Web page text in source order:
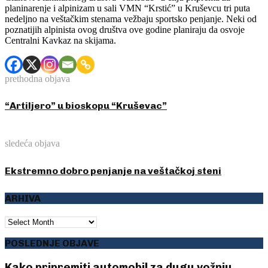
planinarenje i alpinizam u sali VMN “Krstić” u Kruševcu tri puta
nedeljno na veštačkim stenama vežbaju sportsko penjanje. Neki od
poznatijih alpinista ovog društva ove godine planiraju da osvoje
Centralni Kavkaz na skijama.
prethodna objava
“Artiljero” u bioskopu “Kruševac”
sledeća objava
Ekstremno dobro penjanje na veštačkoj steni
ARHIVA
ARHIVA
POSLEDNJE OBJAVE